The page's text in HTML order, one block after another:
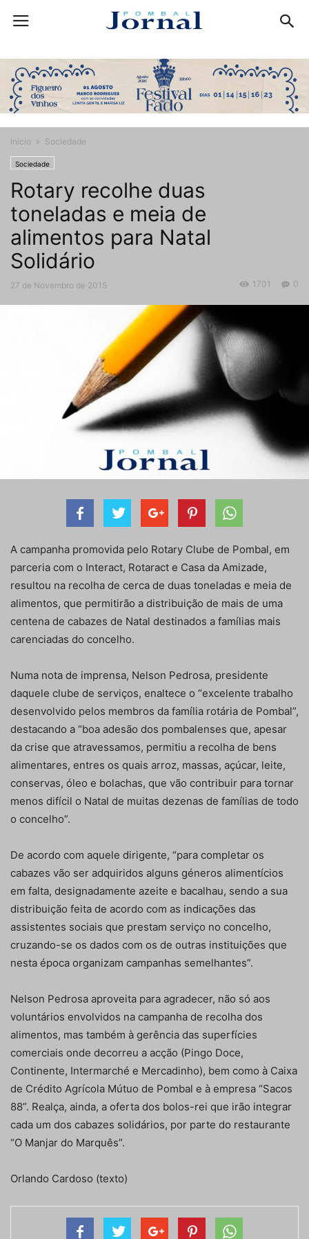
Início Sociedade
Sociedade
Rotary recolhe duas
toneladas e meia de
alimentos para Natal
Solidário
27 de Novembro de 2015 0
1701
A campanha promovida pelo Rotary Clube de Pombal, em
parceria com o Interact, Rotaract e Casa da Amizade,
resultou na recolha de cerca de duas toneladas e meia de
alimentos, que permitirão a distribuição de mais de uma
centena de cabazes de Natal destinados a famílias mais
carenciadas do concelho.
Numa nota de imprensa, Nelson Pedrosa, presidente
daquele clube de serviços, enaltece o “excelente trabalho
desenvolvido pelos membros da família rotária de Pombal”,
destacando a “boa adesão dos pombalenses que, apesar
da crise que atravessamos, permitiu a recolha de bens
alimentares, entres os quais arroz, massas, açúcar, leite,
conservas, óleo e bolachas, que vão contribuir para tornar
menos difícil o Natal de muitas dezenas de famílias de todo
o concelho”.
De acordo com aquele dirigente, “para completar os
cabazes vão ser adquiridos alguns géneros alimentícios
em falta, designadamente azeite e bacalhau, sendo a sua
distribuição feita de acordo com as indicações das
assistentes sociais que prestam serviço no concelho,
cruzando-se os dados com os de outras instituições que
nesta época organizam campanhas semelhantes”.
Nelson Pedrosa aproveita para agradecer, não só aos
voluntários envolvidos na campanha de recolha dos
alimentos, mas também à gerência das superfícies
comerciais onde decorreu a acção (Pingo Doce,
Continente, Intermarché e Mercadinho), bem como à Caixa
de Crédito Agrícola Mútuo de Pombal e à empresa “Sacos
88”. Realça, ainda, a oferta dos bolos-rei que irão integrar
cada um dos cabazes solidários, por parte do restaurante
“O Manjar do Marquês”.
Orlando Cardoso (texto)